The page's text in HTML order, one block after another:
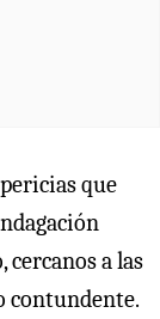
que
a las
contundente.